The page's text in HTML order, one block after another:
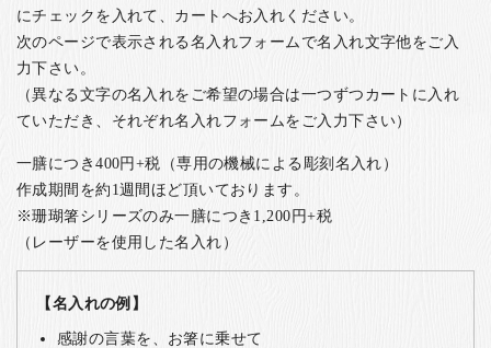
にチェックを入れて、カートへお入れください。
次のページで表示される名入れフォームで名入れ文字他をご入
力下さい。
（異なる文字の名入れをご希望の場合は一つずつカートに入れ
ていただき、それぞれ名入れフォームをご入力下さい）
一膳につき400円+税（専用の機械による彫刻名入れ）
作成期間を約1週間ほど頂いております。
※珊瑚箸シリーズのみ一膳につき1,200円+税
（レーザーを使用した名入れ）
【名入れの例】
感謝の言葉を、お箸に乗せて